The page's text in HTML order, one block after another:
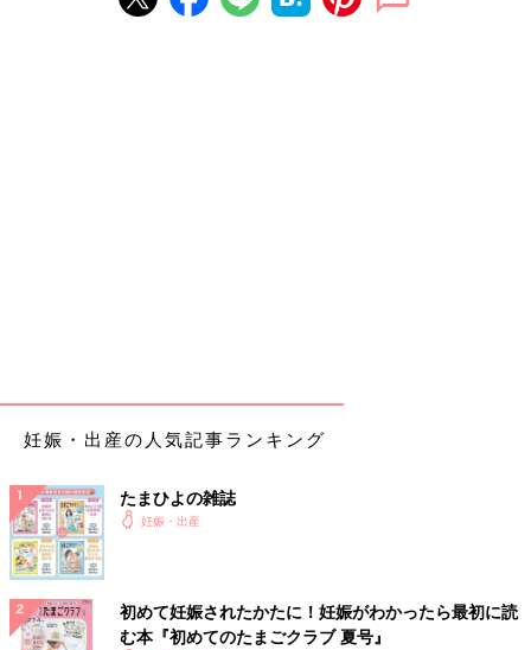
妊娠・出産の人気記事ランキング
たまひよの雑誌
妊娠・出産
初めて妊娠されたかたに！妊娠がわかったら最初に読
む本『初めてのたまごクラブ 夏号』